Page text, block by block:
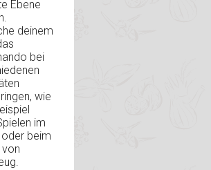
Ebene
deinem
bei
wie
im
oder beim